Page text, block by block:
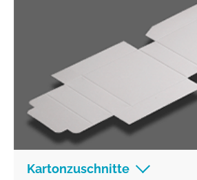
Kartonzuschnitte